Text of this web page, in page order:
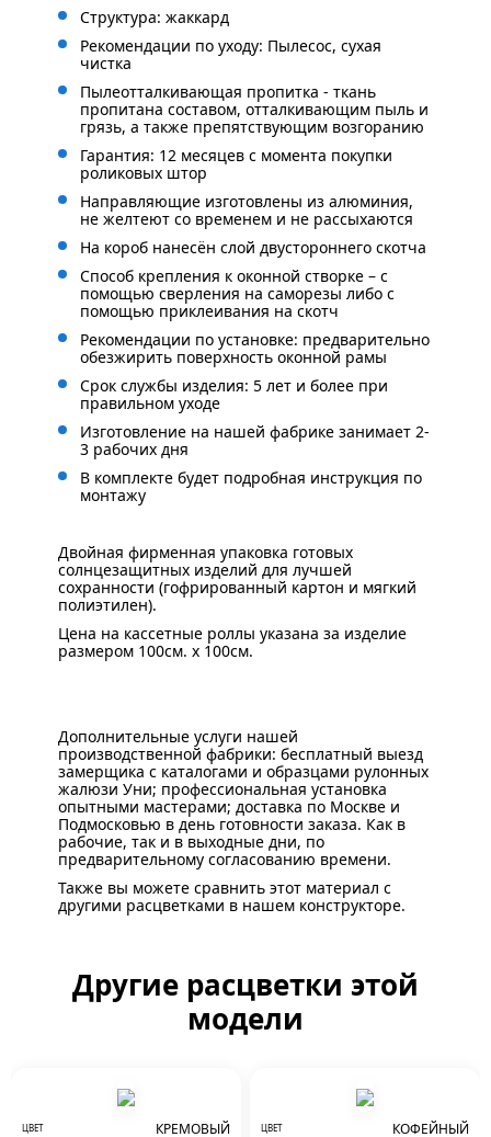
Структура: жаккард
Рекомендации по уходу: Пылесос, сухая
чистка
Пылеотталкивающая пропитка - ткань
пропитана составом, отталкивающим пыль и
грязь, а также препятствующим возгоранию
Гарантия: 12 месяцев с момента покупки
роликовых штор
Направляющие изготовлены из алюминия,
не желтеют со временем и не рассыхаются
На короб нанесён слой двустороннего скотча
Способ крепления к оконной створке – с
помощью сверления на саморезы либо с
помощью приклеивания на скотч
Рекомендации по установке: предварительно
обезжирить поверхность оконной рамы
Срок службы изделия: 5 лет и более при
правильном уходе
Изготовление на нашей фабрике занимает 2-
3 рабочих дня
В комплекте будет подробная инструкция по
монтажу
Двойная фирменная упаковка готовых
солнцезащитных изделий для лучшей
сохранности (гофрированный картон и мягкий
полиэтилен).
Цена на кассетные роллы указана за изделие
размером 100см. x 100см.
Дополнительные услуги нашей
производственной фабрики: бесплатный выезд
замерщика с каталогами и образцами рулонных
жалюзи Уни; профессиональная установка
опытными мастерами; доставка по Москве и
Подмосковью в день готовности заказа. Как в
рабочие, так и в выходные дни, по
предварительному согласованию времени.
Также вы можете сравнить этот материал с
другими расцветками в нашем конструкторе.
Другие расцветки этой
модели
ЦВЕТ КРЕМОВЫЙ ЦВЕТ КОФЕЙНЫЙ